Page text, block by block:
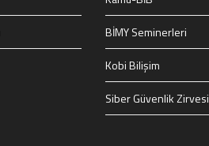
BİMY Seminerleri
Kobi Bilişim
Siber Güvenlik Zirvesi